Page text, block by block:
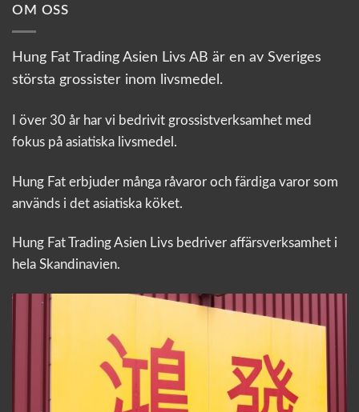
OM OSS
Hung Fat Trading Asien Livs AB är en av Sveriges
största grossister inom livsmedel.
I över 30 år har vi bedrivit grossistverksamhet med
fokus på asiatiska livsmedel.
Hung Fat erbjuder många råvaror och färdiga varor som
används i det asiatiska köket.
Hung Fat Trading Asien Livs bedriver affärsverksamhet i
hela Skandinavien.